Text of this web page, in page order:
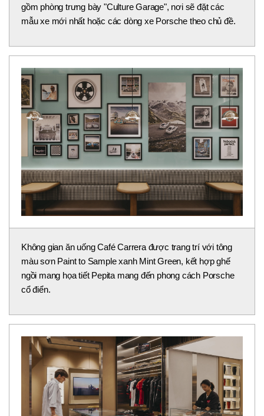
gồm phòng trưng bày "Culture Garage", nơi sẽ đặt các
mẫu xe mới nhất hoặc các dòng xe Porsche theo chủ đề.
Không gian ăn uống Café Carrera được trang trí với tông
màu sơn Paint to Sample xanh Mint Green, kết hợp ghế
ngồi mang họa tiết Pepita mang đến phong cách Porsche
cổ điển.